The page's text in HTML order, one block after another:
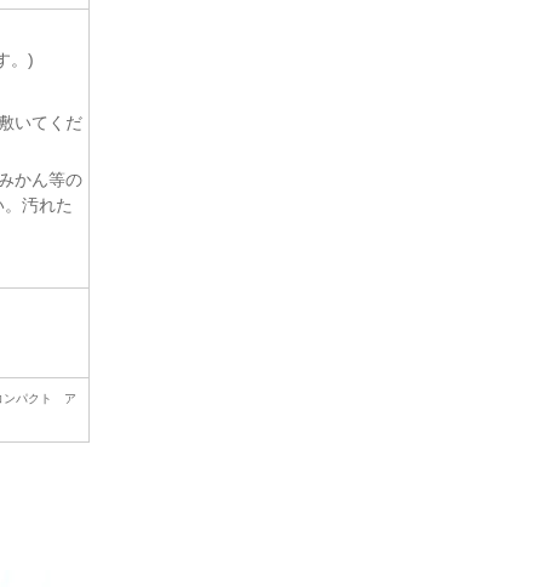
。)
いてくだ
かん等の
汚れた
パクト ア